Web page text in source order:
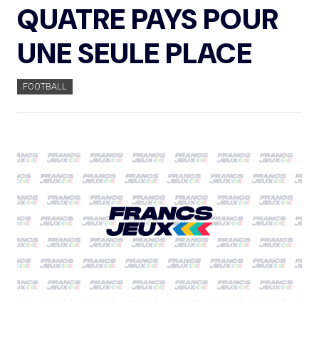
QUATRE PAYS POUR
UNE SEULE PLACE
FOOTBALL